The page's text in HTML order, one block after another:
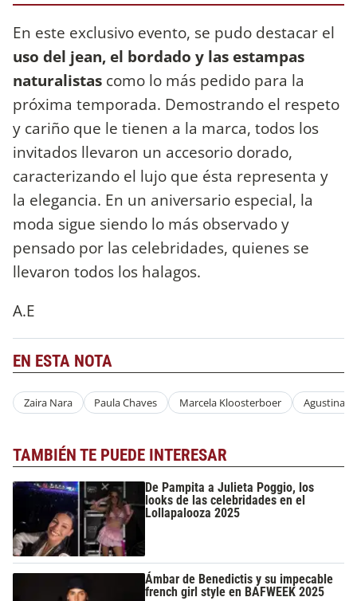
En este exclusivo evento, se pudo destacar el
uso del jean, el bordado y las estampas
naturalistas como lo más pedido para la
próxima temporada. Demostrando el respeto
y cariño que le tienen a la marca, todos los
invitados llevaron un accesorio dorado,
caracterizando el lujo que ésta representa y
la elegancia. En un aniversario especial, la
moda sigue siendo lo más observado y
pensado por las celebridades, quienes se
llevaron todos los halagos.
A.E
EN ESTA NOTA
Zaira Nara Paula Chaves Marcela Kloosterboer Agustina
TAMBIÉN TE PUEDE INTERESAR
De Pampita a Julieta Poggio, los
looks de las celebridades en el
Lollapalooza 2025
Ámbar de Benedictis y su impecable
french girl style en BAFWEEK 2025